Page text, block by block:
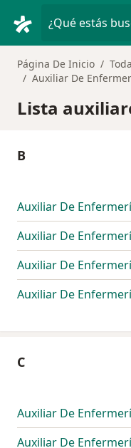
¿Qué estás
Página De Inicio
Auxiliar De
Lista
B
Auxiliar De
Auxiliar De
Auxiliar De
Auxiliar De
C
Auxiliar De
Auxiliar De